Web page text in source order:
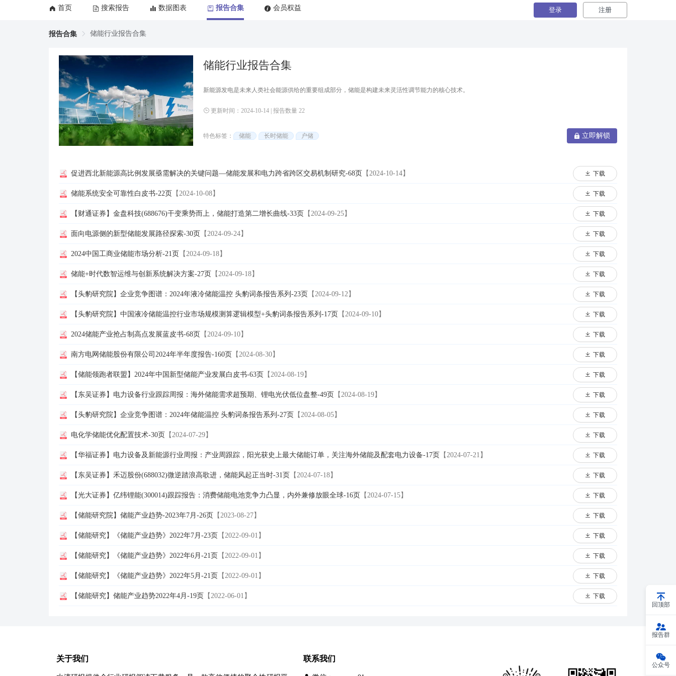
首页 搜索报告 数据图表 报告合集 会员权益 登录 注册
报告合集 储能行业报告合集
储能行业报告合集
新能源发电是未来人类社会能源供给的重要组成部分，储能是构建未来灵活性调节能力的核心技术。
更新时间：2024-10-14 | 报告数量 22
特色标签： 储能 长时储能 户储 立即解锁
促进西北新能源高比例发展亟需解决的关键问题—储能发展和电力跨省跨区交易机制研究-68页 【2024-10-14】 下载
储能系统安全可靠性白皮书-22页 【2024-10-08】 下载
【财通证券】金盘科技(688676)干变乘势而上，储能打造第二增长曲线-33页 【2024-09-25】 下载
面向电源侧的新型储能发展路径探索-30页 【2024-09-24】 下载
2024中国工商业储能市场分析-21页 【2024-09-18】 下载
储能+时代数智运维与创新系统解决方案-27页 【2024-09-18】 下载
【头豹研究院】企业竞争图谱：2024年液冷储能温控 头豹词条报告系列-23页 【2024-09-12】 下载
【头豹研究院】中国液冷储能温控行业市场规模测算逻辑模型+头豹词条报告系列-17页 【2024-09-10】 下载
2024储能产业抢占制高点发展蓝皮书-68页 【2024-09-10】 下载
南方电网储能股份有限公司2024年半年度报告-160页 【2024-08-30】 下载
【储能领跑者联盟】2024年中国新型储能产业发展白皮书-63页 【2024-08-19】 下载
【东吴证券】电力设备行业跟踪周报：海外储能需求超预期、锂电光伏低位盘整-49页 【2024-08-19】 下载
【头豹研究院】企业竞争图谱：2024年储能温控 头豹词条报告系列-27页 【2024-08-05】 下载
电化学储能优化配置技术-30页 【2024-07-29】 下载
【华福证券】电力设备及新能源行业周报：产业周跟踪，阳光获史上最大储能订单，关注海外储能及配套电力设备-17页 【2024-07-21】 下载
【东吴证券】禾迈股份(688032)微逆踏浪高歌进，储能风起正当时-31页 【2024-07-18】 下载
【光大证券】亿纬锂能(300014)跟踪报告：消费储能电池竞争力凸显，内外兼修放眼全球-16页 【2024-07-15】 下载
【储能研究院】储能产业趋势-2023年7月-26页 【2023-08-27】 下载
【储能研究】《储能产业趋势》2022年7月-23页 【2022-09-01】 下载
【储能研究】《储能产业趋势》2022年6月-21页 【2022-09-01】 下载
【储能研究】《储能产业趋势》2022年5月-21页 【2022-09-01】 下载
【储能研究】储能产业趋势2022年4月-19页 【2022-06-01】 下载
关于我们 联系我们
回顶部
报告群
公众号